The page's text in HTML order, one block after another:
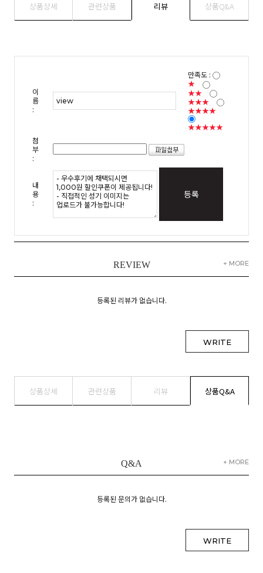
상품상세 관련상품 리뷰 상품Q&A
이
름
:
만족도 :
★
★★
★★★
★★★★
★★★★★
첨
부
:
내
용
:
등록
REVIEW + MORE
등록된 리뷰가 없습니다.
WRITE
상품상세 관련상품 리뷰 상품Q&A
Q&A + MORE
등록된 문의가 없습니다.
WRITE